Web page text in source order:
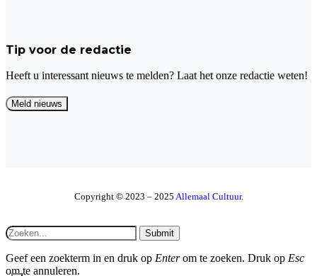
Tip voor de redactie
Heeft u interessant nieuws te melden? Laat het onze redactie weten!
Copyright © 2023 – 2025 Allemaal Cultuur.
Submit
Geef een zoekterm in en druk op Enterom te zoeken. Druk op Esc
om te annuleren.